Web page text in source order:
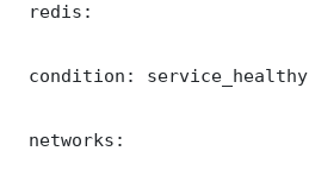
redis:
condition: service_healthy
networks: